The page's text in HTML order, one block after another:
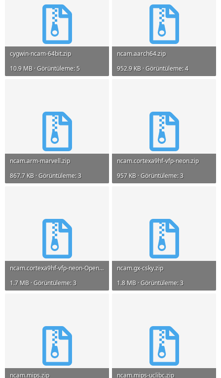
cygwin-ncam-64bit.zip
10.9 MB · Görüntüleme: 5
ncam.aarch64.zip
952.9 KB · Görüntüleme: 4
ncam.arm-marvell.zip
867.7 KB · Görüntüleme: 3
ncam.cortexa9hf-vfp-neon.zip
957 KB · Görüntüleme: 3
ncam.cortexa9hf-vfp-neon-Openssl11.zip
1.7 MB · Görüntüleme: 3
ncam.gx-csky.zip
1.8 MB · Görüntüleme: 3
ncam.mips.zip
ncam.mips-uclibc.zip